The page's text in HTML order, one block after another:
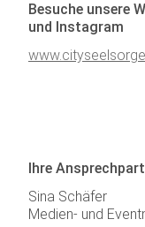
Besuche unsere
und Instagram
Ihre
Sina Schäfer
Medien- und